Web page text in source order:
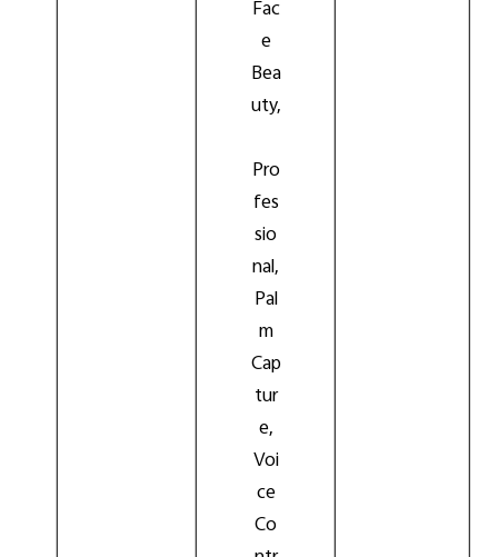
Fac
e
Bea
uty,
Pro
fes
sio
nal,
Pal
m
Cap
tur
e,
Voi
ce
Co